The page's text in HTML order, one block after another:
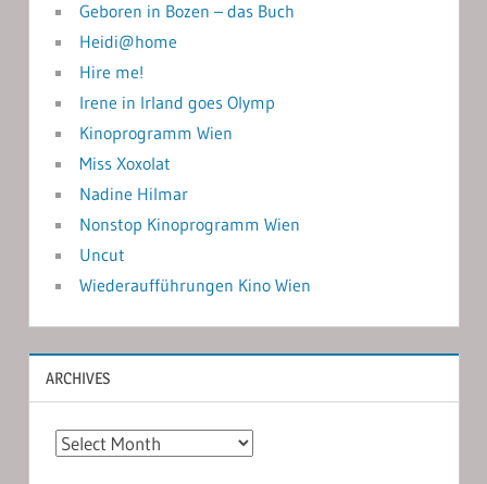
Geboren in Bozen – das Buch
Heidi@home
Hire me!
Irene in Irland goes Olymp
Kinoprogramm Wien
Miss Xoxolat
Nadine Hilmar
Nonstop Kinoprogramm Wien
Uncut
Wiederaufführungen Kino Wien
ARCHIVES
Archives